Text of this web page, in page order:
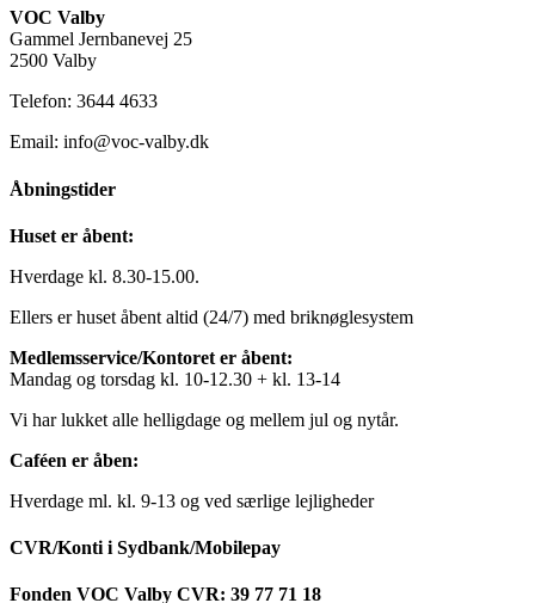
VOC Valby
Gammel Jernbanevej 25
2500 Valby
Telefon: 3644 4633
Email: info@voc-valby.dk
Åbningstider
Huset er åbent:
Hverdage kl. 8.30-15.00.
Ellers er huset åbent altid (24/7) med briknøglesystem
Medlemsservice/Kontoret er åbent:
Mandag og torsdag kl. 10-12.30 + kl. 13-14
Vi har lukket alle helligdage og mellem jul og nytår.
Caféen er åben:
Hverdage ml. kl. 9-13 og ved særlige lejligheder
CVR/Konti i Sydbank/Mobilepay
Fonden VOC Valby CVR: 39 77 71 18